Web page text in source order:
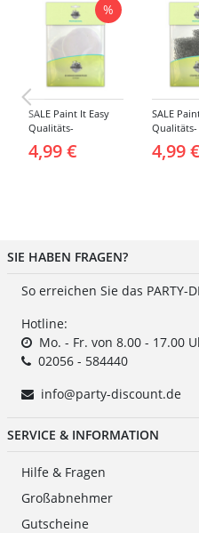
%
SALE Paint It Easy
Qualitäts-
Rund, 2 Stück, für
4,99 €
SALE
Qualitäts-
4,99 €
SIE HABEN FRAGEN?
So erreichen Sie das PARTY-
Hotline:
Mo. - Fr. von 8.00 - 17.00
02056 - 584440
info@party-discount.de
SERVICE & INFORMATION
Hilfe & Fragen
Großabnehmer
Gutscheine